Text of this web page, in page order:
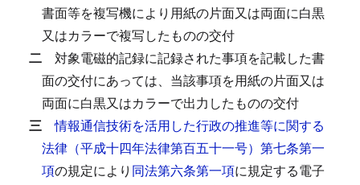
書面等を複写機により用紙の片面又は両面に白黒
又はカラーで複写したものの交付
二 対象電磁的記録に記録された事項を記載した書
面の交付にあっては、当該事項を用紙の片面又は
両面に白黒又はカラーで出力したものの交付
三情報通信技術を活用した行政の推進等に関する
法律（平成十四年法律第百五十一号）第七条第一
項の規定により 同法第六条第一項に規定する電子